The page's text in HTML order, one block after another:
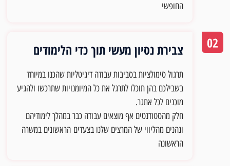
החופשי
02 צבירת נסיון מעשי תוך כדי הלימודים
תרגול סימולציות בסביבות עבודה דיגיטליות שהכנו במיוחד
בשבילכם בהן תוכלו לתרגל את כל המיומנויות שתרכשו ולהגיע
מוכנים לכל אתגר.
חלק מהסטודנטים אף מוצאים עבודה כבר במהלך לימודיהם
ונהנים מהליווי של המרצים שלנו בצעדים הראשונים במשרה
הראשונה